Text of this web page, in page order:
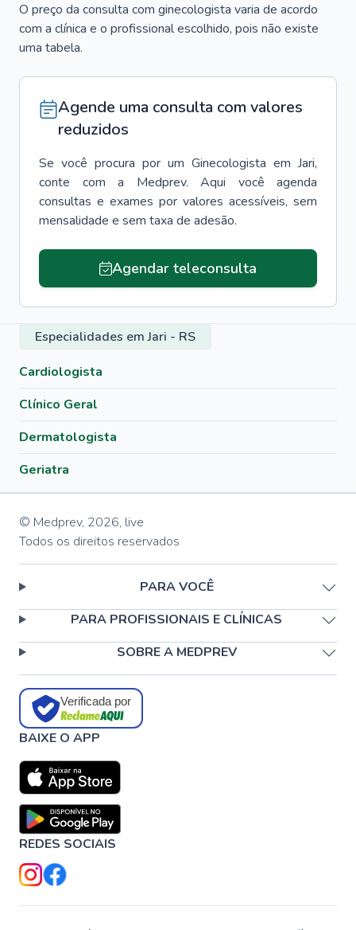
O preço da consulta com ginecologista varia de acordo
com a clínica e o profissional escolhido, pois não existe
uma tabela.
Agende uma consulta com valores
reduzidos
Se você procura por um Ginecologista em Jari,
conte com a Medprev. Aqui você agenda
consultas e exames por valores acessíveis, sem
mensalidade e sem taxa de adesão.
Agendar teleconsulta
Especialidades em Jari - RS
Cardiologista
Clínico Geral
Dermatologista
Geriatra
© Medprev, 2026, live
Todos os direitos reservados
PARA VOCÊ
PARA PROFISSIONAIS E CLÍNICAS
SOBRE A MEDPREV
Verificada por
BAIXE O APP
REDES SOCIAIS